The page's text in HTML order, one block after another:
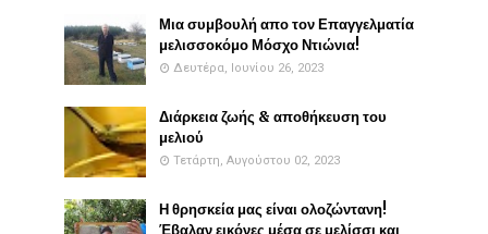
Μια συμβουλή απο τον Επαγγελματία
μελισσοκόμο Μόσχο Ντιώνια!
Δευτέρα, Ιουνίου 26, 2023
Διάρκεια ζωής & αποθήκευση του
μελιού
Τετάρτη, Αυγούστου 02, 2023
Η θρησκεία μας είναι ολοζώντανη!
Έβαλαν εικόνες μέσα σε μελίσσι και